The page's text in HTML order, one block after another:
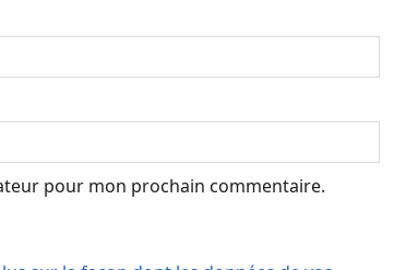
pour mon prochain commentaire.